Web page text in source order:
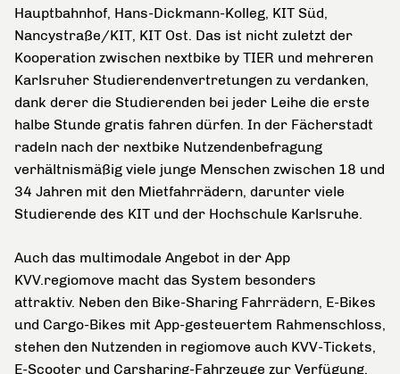
Hauptbahnhof, Hans-Dickmann-Kolleg, KIT Süd,
Nancystraße/KIT, KIT Ost. Das ist nicht zuletzt der
Kooperation zwischen nextbike by TIER und mehreren
Karlsruher Studierendenvertretungen zu verdanken,
dank derer die Studierenden bei jeder Leihe die erste
halbe Stunde gratis fahren dürfen. In der Fächerstadt
radeln nach der nextbike Nutzendenbefragung
verhältnismäßig viele junge Menschen zwischen 18 und
34 Jahren mit den Mietfahrrädern, darunter viele
Studierende des KIT und der Hochschule Karlsruhe.
Auch das multimodale Angebot in der App
KVV.regiomove macht das System besonders
attraktiv. Neben den Bike-Sharing Fahrrädern, E-Bikes
und Cargo-Bikes mit App-gesteuertem Rahmenschloss,
stehen den Nutzenden in regiomove auch KVV-Tickets,
E-Scooter und Carsharing-Fahrzeuge zur Verfügung.